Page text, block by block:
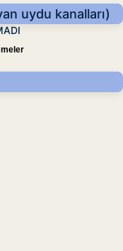
uydu kanalları)